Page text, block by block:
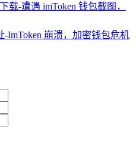
载-遭遇 imToken 钱包截图，
-ImToken 崩溃，加密钱包危机